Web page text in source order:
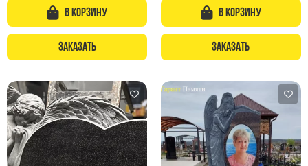
В корзину
Заказать
В корзину
Заказать